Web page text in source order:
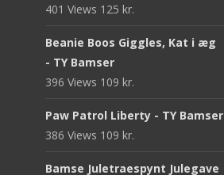
401 Views 125 kr.
Beanie Boos Giggles, Kat i æg
- TY Bamser
396 Views 109 kr.
Paw Patrol Liberty - TY Bamser
386 Views 109 kr.
Bamse Juletraespynt Julegave